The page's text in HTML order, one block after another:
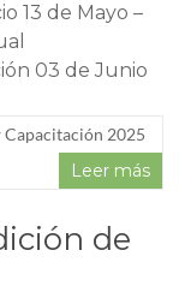
13 de Mayo –
03 de Junio
Capacitación 2025
Leer más
de